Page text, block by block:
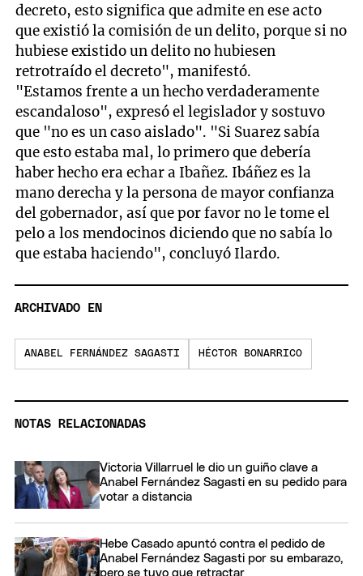
decreto, esto significa que admite en ese acto
que existió la comisión de un delito, porque si no
hubiese existido un delito no hubiesen
retrotraído el decreto", manifestó.
"Estamos frente a un hecho verdaderamente
escandaloso", expresó el legislador y sostuvo
que "no es un caso aislado". "Si Suarez sabía
que esto estaba mal, lo primero que debería
haber hecho era echar a Ibañez. Ibáñez es la
mano derecha y la persona de mayor confianza
del gobernador, así que por favor no le tome el
pelo a los mendocinos diciendo que no sabía lo
que estaba haciendo", concluyó Ilardo.
ARCHIVADO EN
ANABEL FERNÁNDEZ SAGASTI HÉCTOR BONARRICO
NOTAS RELACIONADAS
Victoria Villarruel le dio un guiño clave a
Anabel Fernández Sagasti en su pedido para
votar a distancia
Hebe Casado apuntó contra el pedido de
Anabel Fernández Sagasti por su embarazo,
pero se tuvo que retractar